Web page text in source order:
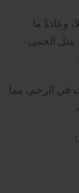
وعادةً ما
مثل الحمى
في الرحم، مما